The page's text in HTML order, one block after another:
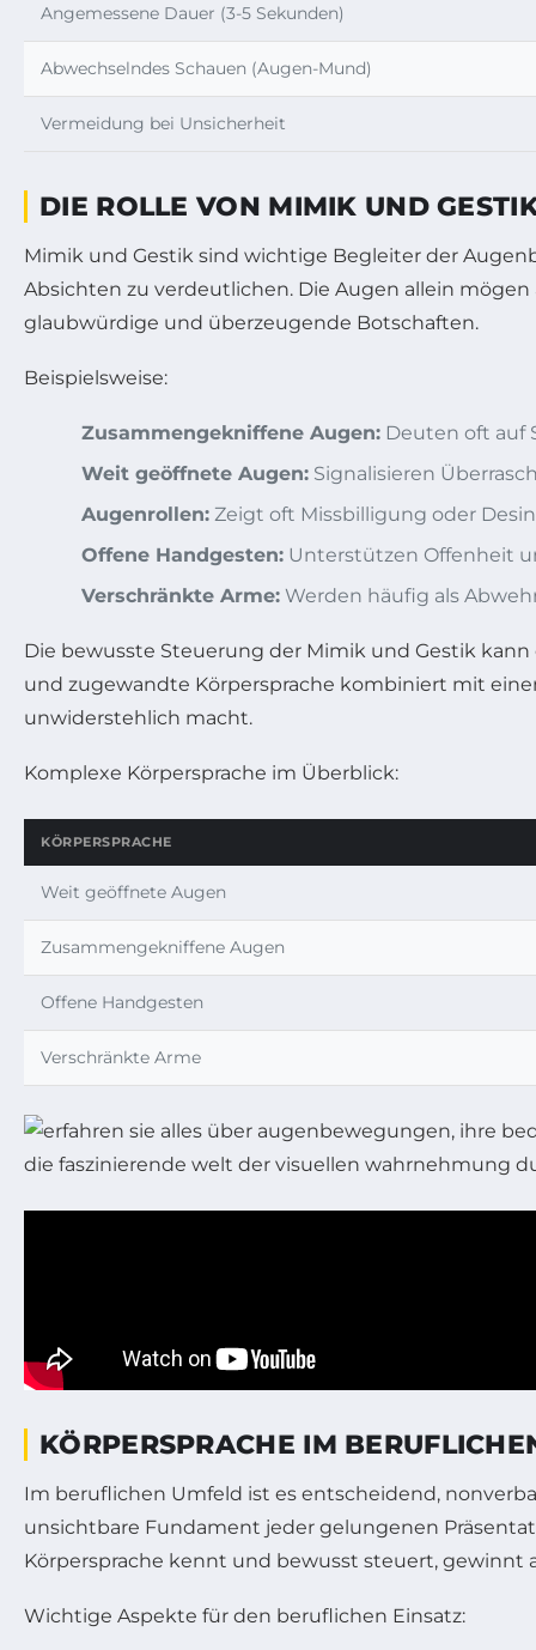
Angemessene Dauer (3-5 Sekunden)
Abwechselndes Schauen (Augen-Mund)
Vermeidung bei Unsicherheit
DIE ROLLE VON MIMIK UND
Mimik und Gestik sind wichtige Begleiter der
Absichten zu verdeutlichen. Die Augen allein
glaubwürdige und überzeugende Botschaften.
Beispielsweise:
Zusammengekniffene Augen: Deuten oft auf
Weit geöffnete Augen: Signalisieren
Augenrollen: Zeigt oft Missbilligung oder
Offene Handgesten: Unterstützen Offenheit
Verschränkte Arme: Werden häufig als
Die bewusste Steuerung der Mimik und Gestik
und zugewandte Körpersprache kombiniert mit
unwiderstehlich macht.
Komplexe Körpersprache im Überblick:
KÖRPERSPRACHE
Weit geöffnete Augen
Zusammengekniffene Augen
Offene Handgesten
Verschränkte Arme
KÖRPERSPRACHE IM
Im beruflichen Umfeld ist es entscheidend,
unsichtbare Fundament jeder gelungenen
Körpersprache kennt und bewusst steuert, gewinnt
Wichtige Aspekte für den beruflichen Einsatz: